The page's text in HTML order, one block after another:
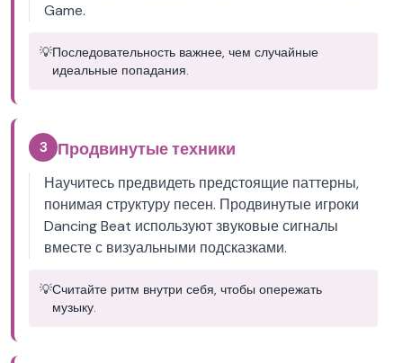
Game.
💡Последовательность важнее, чем случайные
идеальные попадания.
3 Продвинутые техники
Научитесь предвидеть предстоящие паттерны,
понимая структуру песен. Продвинутые игроки
Dancing Beat используют звуковые сигналы
вместе с визуальными подсказками.
💡Считайте ритм внутри себя, чтобы опережать
музыку.